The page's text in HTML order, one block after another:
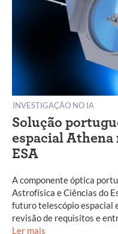
INVESTIGAÇÃO NO IA
Solução
espacial Athena
ESA
A componente óptica
Astrofísica e Ciências do
futuro telescópio espacial
revisão de requisitos e
Ler mais